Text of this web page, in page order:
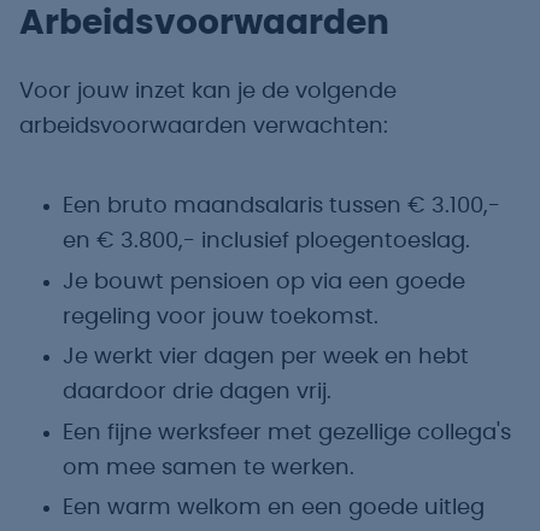
Arbeidsvoorwaarden
Voor jouw inzet kan je de volgende
arbeidsvoorwaarden verwachten:
Een bruto maandsalaris tussen € 3.100,-
en € 3.800,- inclusief ploegentoeslag.
Je bouwt pensioen op via een goede
regeling voor jouw toekomst.
Je werkt vier dagen per week en hebt
daardoor drie dagen vrij.
Een fijne werksfeer met gezellige collega's
om mee samen te werken.
Een warm welkom en een goede uitleg